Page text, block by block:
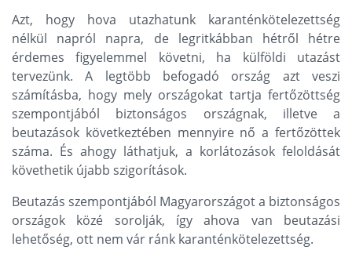
Azt, hogy hova utazhatunk karanténkötelezettség
nélkül napról napra, de legritkábban hétről hétre
érdemes figyelemmel követni, ha külföldi utazást
tervezünk. A legtöbb befogadó ország azt veszi
számításba, hogy mely országokat tartja fertőzöttség
szempontjából biztonságos országnak, illetve a
beutazások következtében mennyire nő a fertőzöttek
száma. És ahogy láthatjuk, a korlátozások feloldását
követhetik újabb szigorítások.
Beutazás szempontjából Magyarországot a biztonságos
országok közé sorolják, így ahova van beutazási
lehetőség, ott nem vár ránk karanténkötelezettség.